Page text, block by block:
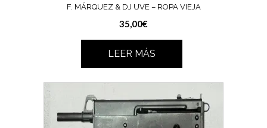
F. MÁRQUEZ & DJ UVE – ROPA VIEJA
35,00€
LEER MÁS